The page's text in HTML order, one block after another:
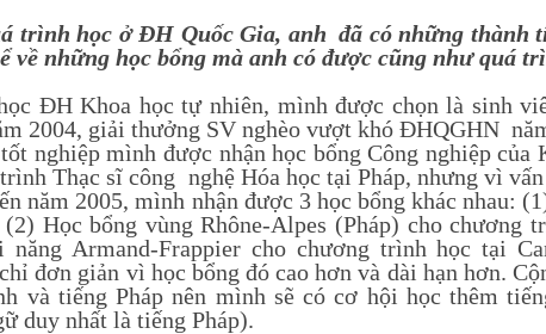
trình học ở ĐH Quốc Gia, anh đã có những thành
về những học bổng mà anh có được cũng như quá
ĐH Khoa học tự nhiên, mình được chọn là sinh
2004, giải thưởng SV nghèo vượt khó ĐHQGHN
nghiệp mình được nhận học bổng Công nghiệp của
Thạc sĩ công nghệ Hóa học tại Pháp, nhưng vì
năm 2005, mình nhận được 3 học bổng khác nhau:
Học bổng vùng Rhône-Alpes (Pháp) cho chương
năng Armand-Frappier cho chương trình học tại
đơn giản vì học bổng đó cao hơn và dài hạn hơn.
và tiếng Pháp nên mình sẽ có cơ hội học thêm
duy nhất là tiếng Pháp).